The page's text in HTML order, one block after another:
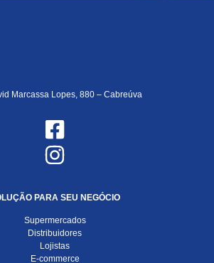
Marcassa Lopes, 880 – Cabreúva
PARA SEU NEGÓCIO
Supermercados
Distribuidores
Lojistas
E-commerce